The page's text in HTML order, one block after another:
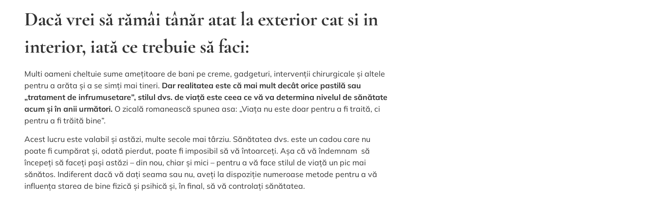
Dacă vrei să rămâi tânăr atat la exterior cat si in
interior, iată ce trebuie să faci:
Multi oameni cheltuie sume amețitoare de bani pe creme, gadgeturi, intervenții chirurgicale și altele
pentru a arăta și a se simți mai tineri. Dar realitatea este că mai mult decât orice pastilă sau
„tratament de infrumusetare”, stilul dvs. de viață este ceea ce vă va determina nivelul de sănătate
acum și în anii următori. O zicală romanească spunea asa: „Viața nu este doar pentru a fi traită, ci
pentru a fi trăită bine”.
Acest lucru este valabil și astăzi, multe secole mai târziu. Sănătatea dvs. este un cadou care nu
poate fi cumpărat și, odată pierdut, poate fi imposibil să vă întoarceți. Așa că vă îndemnam să
începeți să faceți pași astăzi – din nou, chiar și mici – pentru a vă face stilul de viață un pic mai
sănătos. Indiferent dacă vă dați seama sau nu, aveți la dispoziție numeroase metode pentru a vă
influența starea de bine fizică și psihică și, în final, să vă controlați sănătatea.